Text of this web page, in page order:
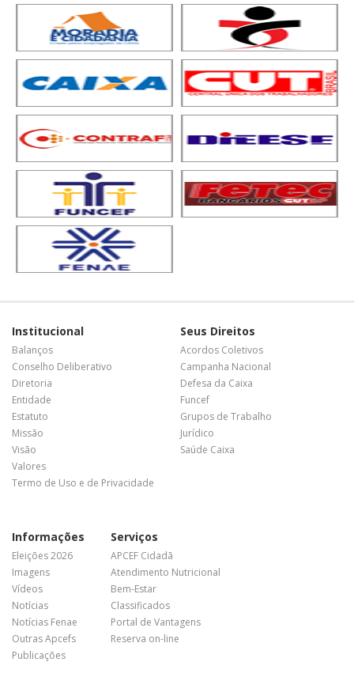
Institucional
Balanços
Conselho Deliberativo
Diretoria
Entidade
Estatuto
Missão
Visão
Valores
Termo de Uso e de Privacidade
Seus Direitos
Acordos Coletivos
Campanha Nacional
Defesa da Caixa
Funcef
Grupos de Trabalho
Jurídico
Saúde Caixa
Informações
Eleições 2026
Imagens
Vídeos
Notícias
Notícias Fenae
Outras Apcefs
Publicações
Serviços
APCEF Cidadã
Atendimento Nutricional
Bem-Estar
Classificados
Portal de Vantagens
Reserva on-line